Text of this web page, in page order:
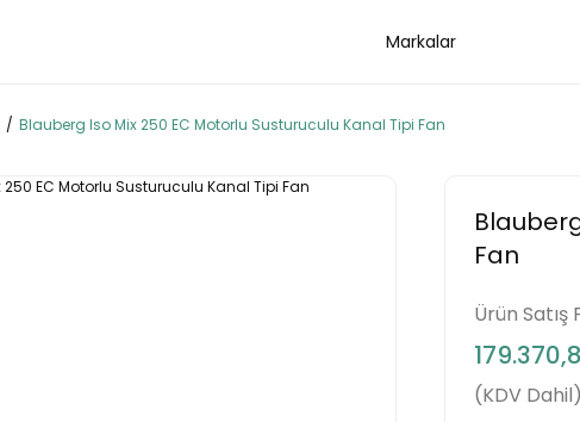
Markalar
Blauberg Iso Mix 250 EC Motorlu Susturuculu Kanal Tipi Fan
Fan
Ürün Satış
(KDV Dahil)